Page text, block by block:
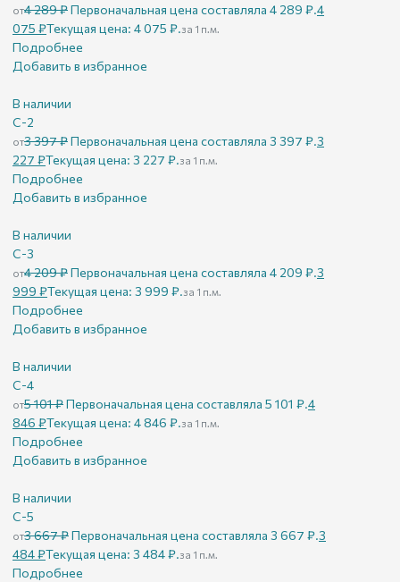
от4 289₽Первоначальная цена составляла 4 289 ₽.4
075 ₽Текущая цена: 4 075 ₽.за 1 п.м.
Подробнее
Добавить в избранное
В наличии
С-2
от3 397₽Первоначальная цена составляла 3 397 ₽.3
227 ₽Текущая цена: 3 227 ₽.за 1 п.м.
Подробнее
Добавить в избранное
В наличии
С-3
от4 209₽Первоначальная цена составляла 4 209 ₽.3
999 ₽Текущая цена: 3 999 ₽.за 1 п.м.
Подробнее
Добавить в избранное
В наличии
С-4
от5 101₽Первоначальная цена составляла 5 101 ₽.4
846 ₽Текущая цена: 4 846 ₽.за 1 п.м.
Подробнее
Добавить в избранное
В наличии
С-5
от3 667₽Первоначальная цена составляла 3 667 ₽.3
484₽Текущая цена: 3 484 ₽.за 1 п.м.
Подробнее